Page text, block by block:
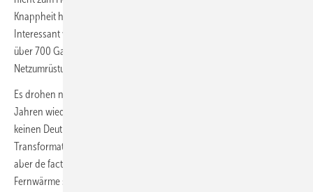
Knappheit hatte die Bundesregierung damals übernommen.
Interessant wird es sein zu sehen, wie vor diesem Hintergrund die
über 700 Gasnetzbetreiber mit den umfangreichen Vorgaben zur
Netzumrüstung umgehen.
Es drohen nun massive Fehlinvestitionen in Geräte, die in wenigen
Jahren wieder ausgetauscht werden müssen. Dem Klimaschutz ist
keinen Deut damit geholfen, wenn zwar auf dem Papier
Transformationspläne vorgelegt werden müssen, der Wasserstoff
aber de facto nie in dem Maße kommen kann. Das ist bei der
Fernwärme schon sehr optimistisch, bei Gasnetzen ist es schlicht